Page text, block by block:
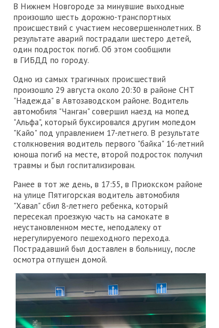
В Нижнем Новгороде за минувшие выходные
произошло шесть дорожно-транспортных
происшествий с участием несовершеннолетних. В
результате аварий пострадали шестеро детей,
один подросток погиб. Об этом сообщили
в ГИБДД по городу.
Одно из самых трагичных происшествий
произошло 29 августа около 20:30 в районе СНТ
"Надежда" в Автозаводском районе. Водитель
автомобиля "Чанган" совершил наезд на мопед
"Альфа", который буксировался другим мопедом
"Кайо" под управлением 17-летнего. В результате
столкновения водитель первого "байка" 16-летний
юноша погиб на месте, второй подросток получил
травмы и был госпитализирован.
Ранее в тот же день, в 17:55, в Приокском районе
на улице Пятигорская водитель автомобиля
"Хавал" сбил 8-летнего ребенка, который
пересекал проезжую часть на самокате в
неустановленном месте, неподалеку от
нерегулируемого пешеходного перехода.
Пострадавший был доставлен в больницу, после
осмотра отпущен домой.